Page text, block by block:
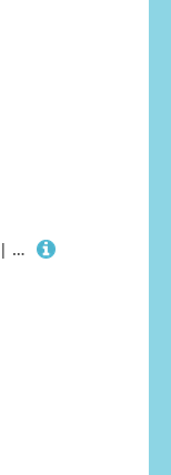
Anime Saja Cosplay Kostüm | Anime Abby Kostüm mit Jinu Cosplay Mystery Uniform Komplettes Set Halloween Party Karneval Dress Up Bühnenaufführung Uniform für Jungen und Mädchen